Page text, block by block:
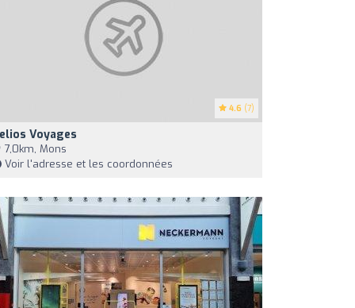
4.6 (7)
Voyages
7,0km, Mons
Voir l'adresse et les coordonnées